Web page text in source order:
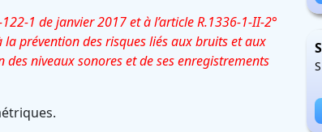
1 de janvier 2017 et à l’article R.1336-1-II-2°
prévention des risques liés aux bruits et aux
niveaux sonores et de ses enregistrements